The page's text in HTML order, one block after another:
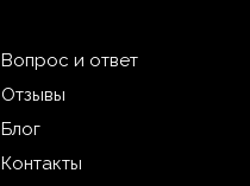
Вопрос и ответ
Отзывы
Блог
Контакты